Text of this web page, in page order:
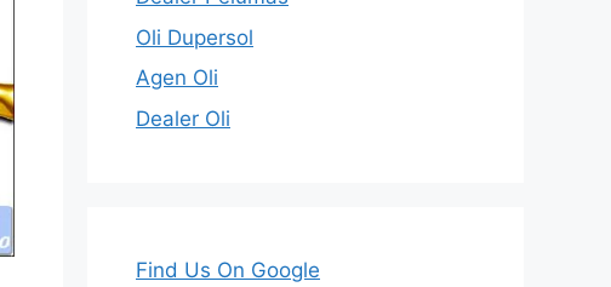
Oli Dupersol
Agen Oli
Dealer Oli
Find Us On Google